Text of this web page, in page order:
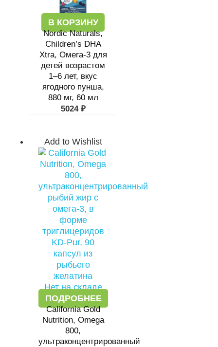
В КОРЗИНУ
Nordic Naturals,
Children’s DHA
Xtra, Омега-3 для
детей возрастом
1–6 лет, вкус
ягодного пунша,
880 мг, 60 мл
5024 ₽
Add to Wishlist
Нет на складе
ПОДРОБНЕЕ
California Gold
Nutrition, Omega
800,
ультраконцентрированный